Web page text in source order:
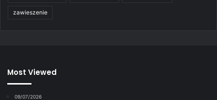
zawieszenie
Most Viewed
09/07/2026